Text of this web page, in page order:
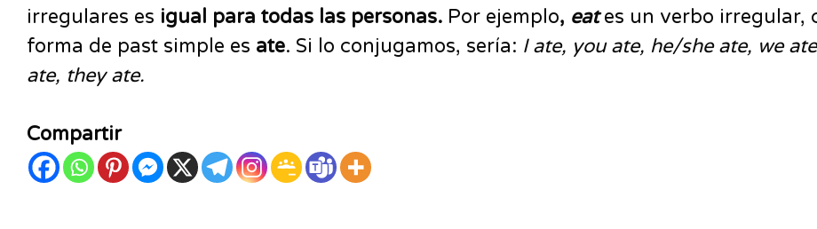
irregulares es igual para todas las personas. Por ejemplo, eat es un verbo irregular,
forma de past simple es ate. Si lo conjugamos, sería: I ate, you ate, he/she ate, we
ate, they ate.
Compartir